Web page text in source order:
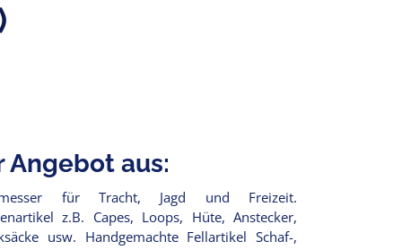
Angebot aus:
für Tracht, Jagd und Freizeit.
z.B. Capes, Loops, Hüte, Anstecker,
usw. Handgemachte Fellartikel Schaf-,